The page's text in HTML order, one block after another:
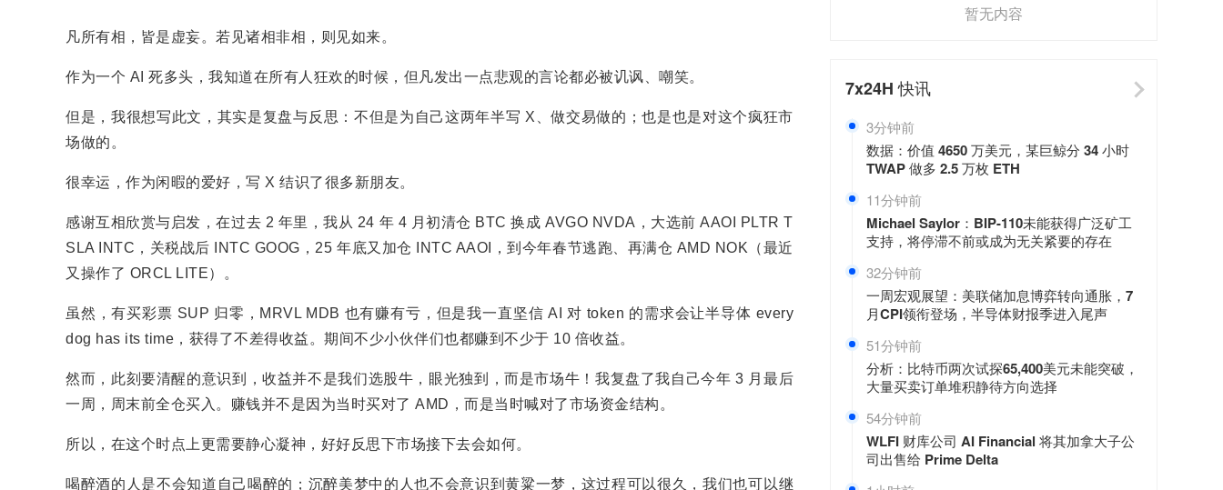
凡所有相，皆是虚妄。若见诸相非相，则见如来。
作为一个 AI 死多头，我知道在所有人狂欢的时候，但凡发出一点悲观的言论都必被讥讽、嘲笑。
但是，我很想写此文，其实是复盘与反思：不但是为自己这两年半写 X、做交易做的；也是也是对这个疯狂市
场做的。
很幸运，作为闲暇的爱好，写 X 结识了很多新朋友。
感谢互相欣赏与启发，在过去 2 年里，我从 24 年 4 月初清仓 BTC 换成 AVGO NVDA，大选前 AAOI PLTR T
SLA INTC，关税战后 INTC GOOG，25 年底又加仓 INTC AAOI，到今年春节逃跑、再满仓 AMD NOK（最近
又操作了 ORCL LITE）。
虽然，有买彩票 SUP 归零，MRVL MDB 也有赚有亏，但是我一直坚信 AI 对 token 的需求会让半导体 every
dog has its time，获得了不差得收益。期间不少小伙伴们也都赚到不少于 10 倍收益。
然而，此刻要清醒的意识到，收益并不是我们选股牛，眼光独到，而是市场牛！我复盘了我自己今年 3 月最后
一周，周末前全仓买入。赚钱并不是因为当时买对了 AMD，而是当时喊对了市场资金结构。
所以，在这个时点上更需要静心凝神，好好反思下市场接下去会如何。
喝醉酒的人是不会知道自己喝醉的；沉醉美梦中的人也不会意识到黄粱一梦，这过程可以很久，我们也可以继
暂无内容
7x24H快讯
3分钟前
数据：价值 4650 万美元，某巨鲸分 34 小时
TWAP 做多 2.5 万枚 ETH
11分钟前
Michael Saylor：BIP-110未能获得广泛矿工
支持，将停滞不前或成为无关紧要的存在
32分钟前
一周宏观展望：美联储加息博弈转向通胀，7
月CPI领衔登场，半导体财报季进入尾声
51分钟前
分析：比特币两次试探65,400美元未能突破，
大量买卖订单堆积静待方向选择
54分钟前
WLFI 财库公司 AI Financial 将其加拿大子公
司出售给 Prime Delta